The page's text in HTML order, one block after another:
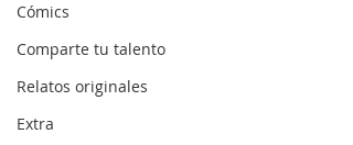
Cómics
Comparte tu talento
Relatos originales
Extra